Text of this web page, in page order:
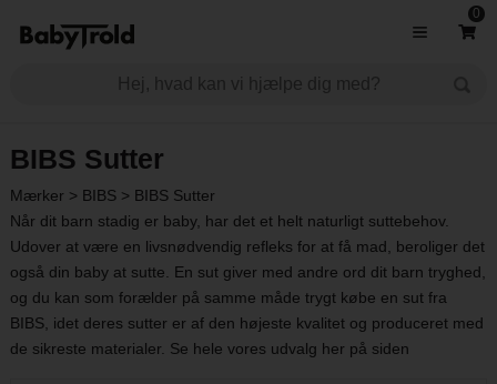
0
BIBS Sutter
Mærker > BIBS> BIBS Sutter
Når dit barn stadig er baby, har det et helt naturligt suttebehov.
Udover at være en livsnødvendig refleks for at få mad, beroliger det
også din baby at sutte. En sut giver med andre ord dit barn tryghed,
og du kan som forælder på samme måde trygt købe en sut fra
BIBS, idet deres sutter er af den højeste kvalitet og produceret med
de sikreste materialer. Se hele vores udvalg her på siden